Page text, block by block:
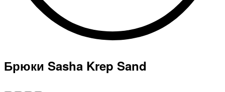
Брюки Sasha Krep Sand